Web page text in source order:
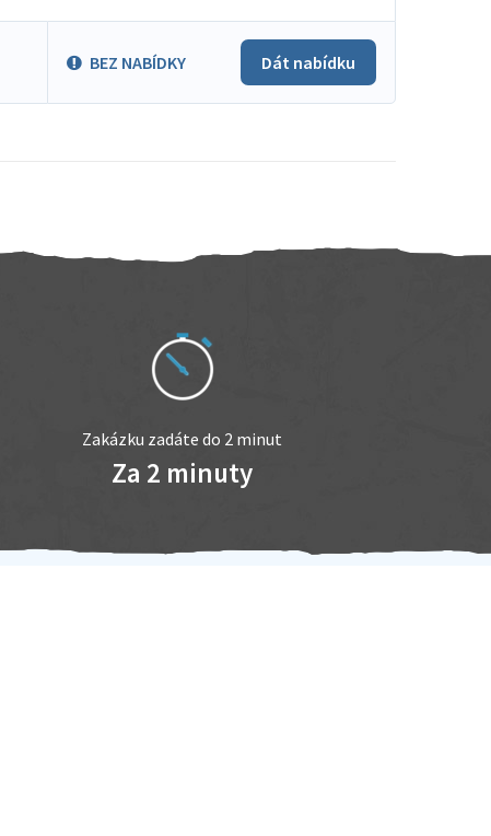
BEZ NABÍDKY Dát nabídku
Zakázku zadáte do 2 minut
Za 2 minuty